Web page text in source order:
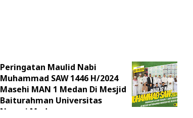
Peringatan Maulid Nabi
Muhammad SAW 1446 H/2024
Masehi MAN 1 Medan Di Mesjid
Baiturahman Universitas
Negeri Medan